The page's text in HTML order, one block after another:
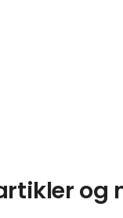
og